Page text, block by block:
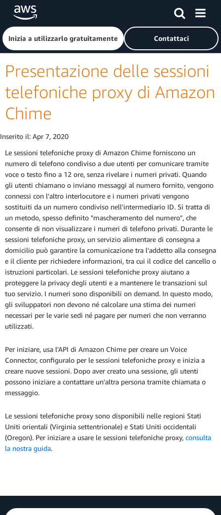
Passa al contenuto principale
Fai clic qui per tornare alla home page di Amazon Web
Inizia a utilizzarlo gratuitamente Contattaci
Presentazione delle sessioni
telefoniche proxy di Amazon
Chime
Inserito il: Apr 7, 2020
Le sessioni telefoniche proxy di Amazon Chime forniscono un
numero di telefono condiviso a due utenti per comunicare tramite
voce o testo fino a 12 ore, senza rivelare i numeri privati. Quando
gli utenti chiamano o inviano messaggi al numero fornito, vengono
connessi con l'altro interlocutore e i numeri privati vengono
sostituiti da un numero condiviso nell'intermediario ID. Si tratta di
un metodo, spesso definito "mascheramento del numero", che
consente di non visualizzare i numeri di telefono privati. Durante le
sessioni telefoniche proxy, un servizio alimentare di consegna a
domicilio può garantire la comunicazione tra l'addetto alla consegna
e il cliente per richiedere informazioni, tra cui il codice del cancello o
istruzioni particolari. Le sessioni telefoniche proxy aiutano a
proteggere la privacy degli utenti e a mantenere le transazioni sul
tuo servizio. I numeri sono disponibili on demand. In questo modo,
gli sviluppatori non devono né calcolare una stima dei numeri
necessari per le varie sedi né pagare per numeri che non verranno
utilizzati.
Per iniziare, usa l'API di Amazon Chime per creare un Voice
Connector, configuralo per le sessioni telefoniche proxy e inizia a
creare nuove sessioni. Dopo aver creato una sessione, gli utenti
possono iniziare a contattare un'altra persona tramite chiamata o
messaggio.
Le sessioni telefoniche proxy sono disponibili nelle regioni Stati
Uniti orientali (Virginia settentrionale) e Stati Uniti occidentali
(Oregon). Per iniziare a usare le sessioni telefoniche proxy, consulta
la nostra guida.